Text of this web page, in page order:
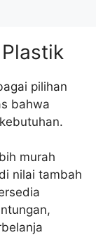
pilihan
bahwa
murah
nilai tambah